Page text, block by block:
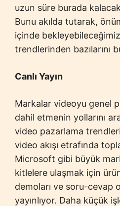
uzun süre burada
Bunu akılda tutarak,
içinde
trendlerinden bazılarını
Canlı Yayın
Markalar videoyu genel
dahil etmenin yollarını
video pazarlama
video akışı etrafında
Microsoft gibi büyük
kitlelere ulaşmak için
demoları ve soru-cevap
yayınlıyor. Daha küçük